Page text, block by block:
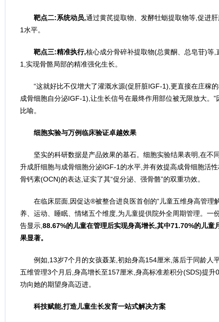
靶点二:系统动员,通过黄芪提取物、发酵牡蛎提取物等,促进
1水平。
靶点三:精准执行,核心成分骨碎补提取物(总黄酮、总皂苷)等
1,实现骨骼局部的精准强化生长。
“这就好比不仅增大了灌溉水源(促肝脏IGF-1),更直接在庄稼
成骨细胞自分泌IGF-1),让生长信号在最终作用部位被无限放大。
比喻。
细胞实验与万例临床验证卓越效果
坚实的科研数据是产品效果的基石。细胞实验结果表明,在不
升成肝细胞与成骨细胞分泌IGF-1的水平,并有效提高成骨细胞活
骨钙素(OCN)的表达,证实了其“促分泌、强骨骼”的双重功效。
在临床层面,因促达®被整合进良医首创的“儿童五维身高管理
养、运动、睡眠、情绪五个维度,为儿童提供院外全周期管理。一
告显示, 88.67%的儿童在管理后实现身高增长,其中71.70%的儿童
果显著。
例如,13岁7个月的女孩聂某,初始身高154厘米,落后于同龄人
五维管理3个月后,身高增长至157厘米,身高标准差积分(SDS)提升
功向她的期望身高迈进。
科技赋能,打造儿童生长发育一站式解决方案